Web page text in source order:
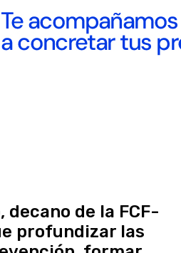
decano de la FCF-
profundizar las